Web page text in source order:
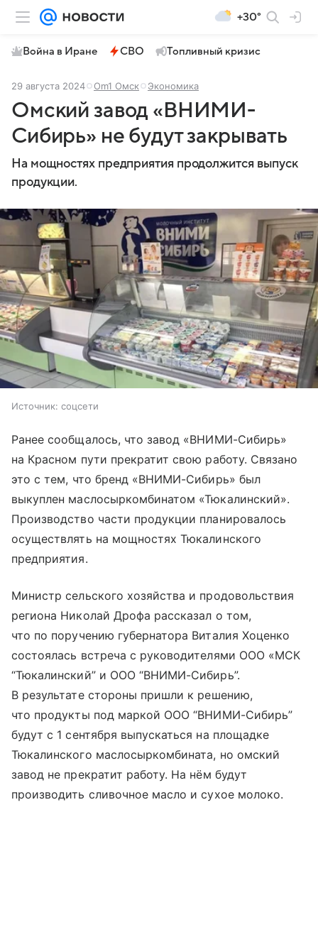
+30°
Война в Иране СВО Топливный кризис
29 августа 2024 Om1 Омск Экономика
Омский завод «ВНИМИ-
Сибирь» не будут закрывать
На мощностях предприятия продолжится выпуск
продукции.
Источник: соцсети
Ранее сообщалось, что завод «ВНИМИ-Сибирь»
на Красном пути прекратит свою работу. Связано
это с тем, что бренд «ВНИМИ-Сибирь» был
выкуплен маслосыркомбинатом «Тюкалинский».
Производство части продукции планировалось
осуществлять на мощностях Тюкалинского
предприятия.
Министр сельского хозяйства и продовольствия
региона Николай Дрофа рассказал о том,
что по поручению губернатора Виталия Хоценко
состоялась встреча с руководителями ООО «МСК
“Тюкалинский” и ООО “ВНИМИ-Сибирь”.
В результате стороны пришли к решению,
что продукты под маркой ООО “ВНИМИ-Сибирь”
будут с 1 сентября выпускаться на площадке
Тюкалинского маслосыркомбината, но омский
завод не прекратит работу. На нём будут
производить сливочное масло и сухое молоко.